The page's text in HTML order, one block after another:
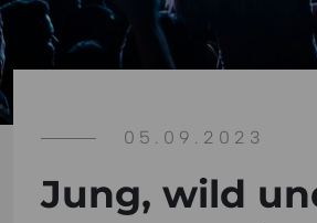
05.09.2023
Jung, wild